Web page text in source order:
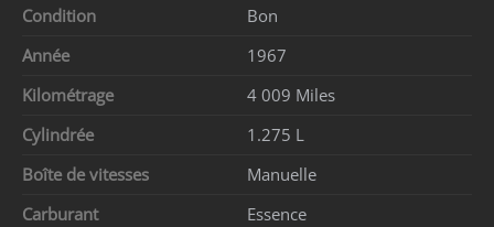
Condition
Bon
Année
1967
Kilométrage
4 009 Miles
Cylindrée
1.275 L
Boîte de vitesses
Manuelle
Carburant
Essence